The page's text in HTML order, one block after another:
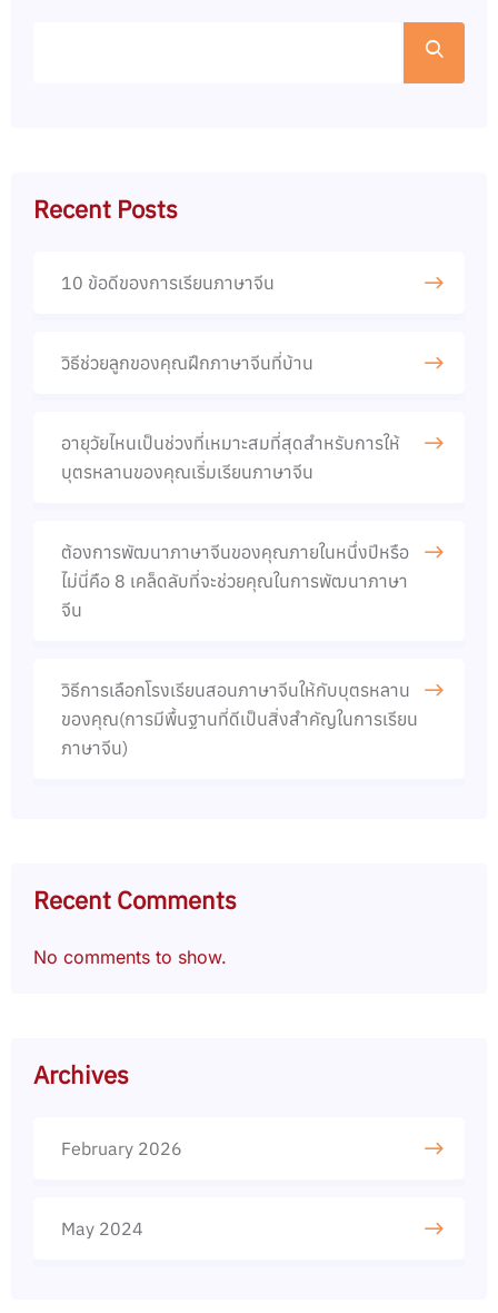
Recent Posts
10 ข้อดีของการเรียนภาษาจีน​
วิธีช่วยลูกของคุณฝึกภาษาจีนที่บ้าน​
อายุวัยไหนเป็นช่วงที่เหมาะสมที่สุดสำหรับการให้
บุตรหลานของคุณเริ่มเรียนภาษาจีน
ต้องการพัฒนาภาษาจีนของคุณภายในหนึ่งปีหรือ
ไม่นี่คือ 8 เคล็ดลับที่จะช่วยคุณในการพัฒนาภาษา
จีน​
วิธีการเลือกโรงเรียนสอนภาษาจีนให้กับบุตรหลาน
ของคุณ(การมีพื้นฐานที่ดีเป็นสิ่งสำคัญในการเรียน
ภาษาจีน)
Recent Comments
No comments to show.
Archives
February 2026
May 2024